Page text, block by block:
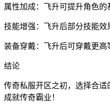
属性加成：飞升可提升角色的
技能增强：飞升后部分技能效
装备穿戴：飞升后可穿戴更高
结论
传奇私服开区之初，选择合
成就传奇霸业！